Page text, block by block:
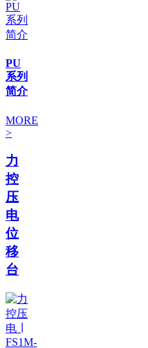
PU
系列
简介
MORE
>
力
控
压
电
位
移
台